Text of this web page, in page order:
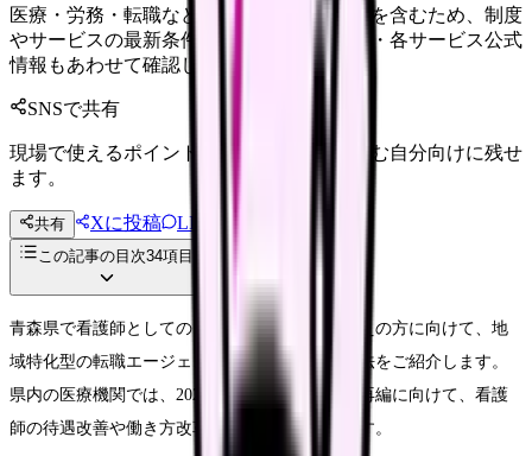
医療・労務・転職など判断に影響する内容を含むため、制度
やサービスの最新条件は公的機関・勤務先・各サービス公式
情報もあわせて確認してください。
SNSで共有
現場で使えるポイントを、同僚やあとで読む自分向けに残せ
ます。
共有 Xに投稿 LINE
投稿文コピー
この記事の目次34項目
青森県で看護師としてのキャリアアップをお考えの方に向けて、地
域特化型の転職エージェントの選び方と活用方法をご紹介します。
県内の医療機関では、2025年の医療提供体制の再編に向けて、看護
師の待遇改善や働き方改革が急速に進んでいます。